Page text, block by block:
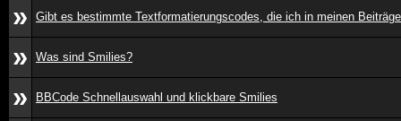
»
Gibt es bestimmte Textformatierungscodes, die ich in meinen
» Was sind Smilies?
» BBCode Schnellauswahl und klickbare Smilies